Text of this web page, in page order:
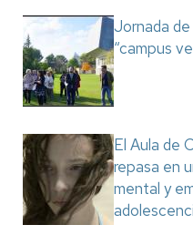
Jornada
“campus
El Aula de
repasa en
mental y